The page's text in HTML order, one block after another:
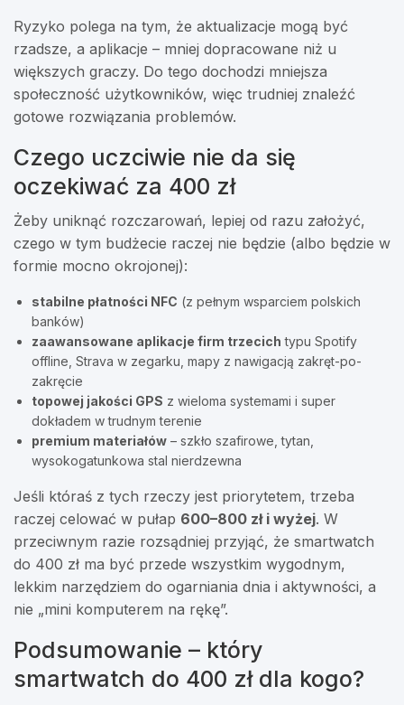
Ryzyko polega na tym, że aktualizacje mogą być
rzadsze, a aplikacje – mniej dopracowane niż u
większych graczy. Do tego dochodzi mniejsza
społeczność użytkowników, więc trudniej znaleźć
gotowe rozwiązania problemów.
Czego uczciwie nie da się
oczekiwać za 400 zł
Żeby uniknąć rozczarowań, lepiej od razu założyć,
czego w tym budżecie raczej nie będzie (albo będzie w
formie mocno okrojonej):
stabilne płatności NFC (z pełnym wsparciem polskich
banków)
zaawansowane aplikacje firm trzecich typu Spotify
offline, Strava w zegarku, mapy z nawigacją zakręt-po-
zakręcie
topowej jakości GPS z wieloma systemami i super
dokładem w trudnym terenie
premium materiałów – szkło szafirowe, tytan,
wysokogatunkowa stal nierdzewna
Jeśli któraś z tych rzeczy jest priorytetem, trzeba
raczej celować w pułap 600–800 zł i wyżej. W
przeciwnym razie rozsądniej przyjąć, że smartwatch
do 400 zł ma być przede wszystkim wygodnym,
lekkim narzędziem do ogarniania dnia i aktywności, a
nie „mini komputerem na rękę”.
Podsumowanie – który
smartwatch do 400 zł dla kogo?